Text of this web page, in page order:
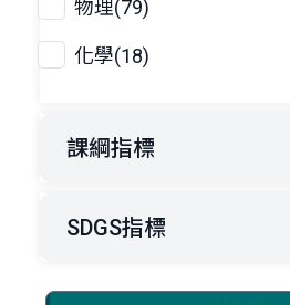
物理(79)
化學(18)
課綱指標
SDGS指標